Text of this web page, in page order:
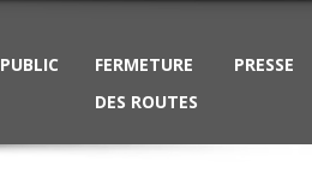
PUBLIC
FERMETURE
DES ROUTES
PRESSE